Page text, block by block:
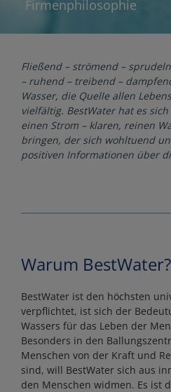
Firmenphilosophie
Fließend – strömend –
– ruhend – treibend –
Wasser, die Quelle allen
vielfältig. BestWater hat es
einen Strom – klaren, reinen
bringen, der sich wohltuend
positiven Informationen über
Warum BestWater?
BestWater ist den höchsten
verpflichtet, ist sich der
Wassers für das Leben der
Besonders in den
Menschen von der Kraft und
sind, will BestWater sich aus
den Menschen widmen. Es ist